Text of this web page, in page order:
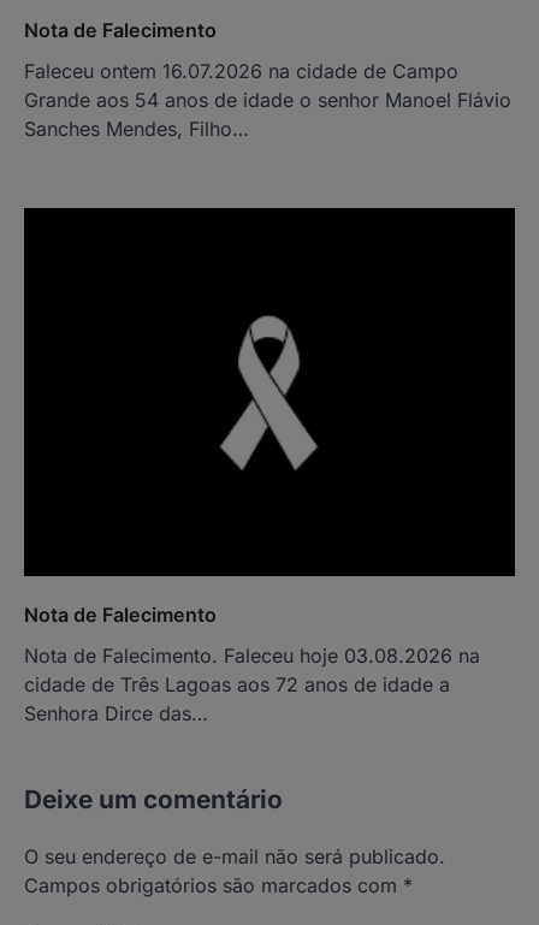
Nota de Falecimento
Faleceu ontem 16.07.2026 na cidade de Campo
Grande aos 54 anos de idade o senhor Manoel Flávio
Sanches Mendes, Filho…
Nota de Falecimento
Nota de Falecimento. Faleceu hoje 03.08.2026 na
cidade de Três Lagoas aos 72 anos de idade a
Senhora Dirce das…
Deixe um comentário
O seu endereço de e-mail não será publicado.
Campos obrigatórios são marcados com *